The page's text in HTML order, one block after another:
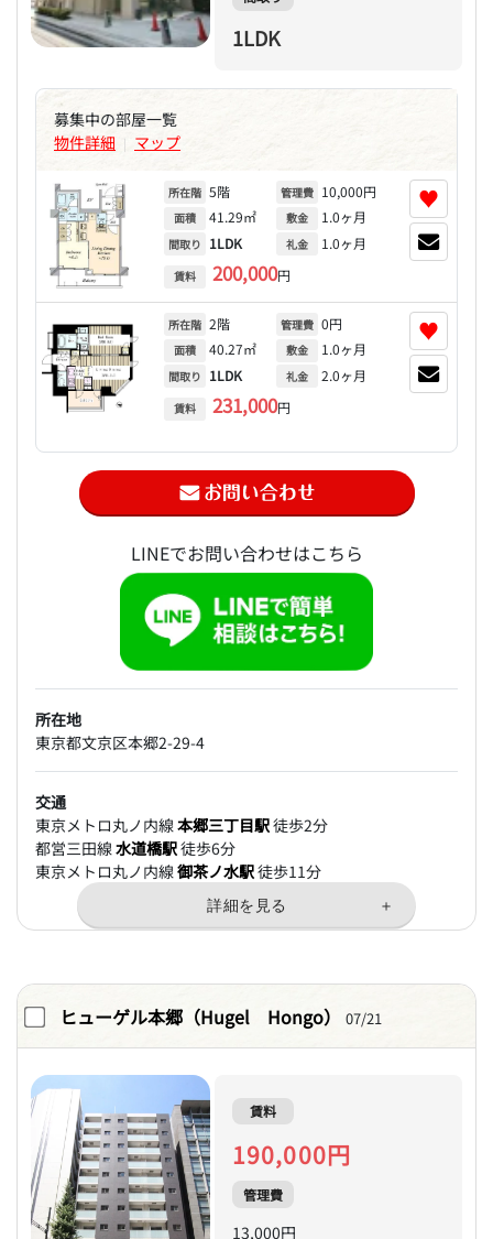
1LDK
募集中の部屋一覧
物件詳細 | マップ
所在階 5階
面積 41.29㎡
間取り 1LDK
賃料 200,000円
管理費 10,000円
敷金 1.0ヶ月
礼金 1.0ヶ月
♥
所在階 2階
面積 40.27㎡
間取り 1LDK
賃料 231,000円
管理費 0円
敷金 1.0ヶ月
礼金 2.0ヶ月
♥
LINEでお問い合わせはこちら
所在地
東京都文京区本郷2-29-4
交通
東京メトロ丸ノ内線本郷三丁目駅徒歩2分
都営三田線水道橋駅徒歩6分
東京メトロ丸ノ内線御茶ノ水駅徒歩11分
ヒューゲル本郷（Hugel Hongo） 07/21
賃料
190,000円
管理費
13,000円